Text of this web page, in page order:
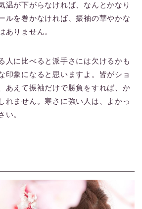
温が下がらなければ、なんとかなり
ルを巻かなければ、振袖の華やかな
ありません。
人に比べると派手さには欠けるかも
印象になると思いますよ。皆がショ
あえて振袖だけで勝負をすれば、か
れません。寒さに強い人は、よかっ
い。